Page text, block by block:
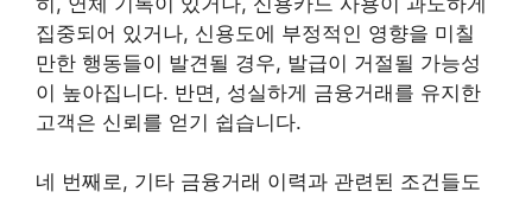
집중되어 있거나, 신용도에 부정적인 영향을 미칠
만한 행동들이 발견될 경우, 발급이 거절될 가능성
이 높아집니다. 반면, 성실하게 금융거래를 유지한
고객은 신뢰를 얻기 쉽습니다.
네 번째로, 기타 금융거래 이력과 관련된 조건들도